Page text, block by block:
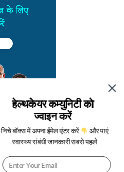
हेल्थकेयर कम्युनिटी को
ज्वाइन करें
निचे बॉक्स में अपना ईमेल एंटर करें
और पाएं
स्वास्थ्य संबंधी जानकारी सबसे पहले